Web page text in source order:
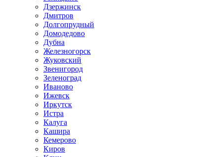
Дзержинск
Дмитров
Долгопрудный
Домодедово
Дубна
Железногорск
Жуковский
Звенигород
Зеленоград
Иваново
Ижевск
Иркутск
Истра
Калуга
Кашира
Кемерово
Киров